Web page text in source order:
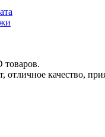
товаров.
отличное качество,